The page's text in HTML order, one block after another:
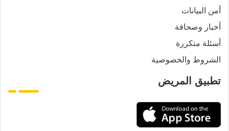
أمن البيانات
أخبار وصحافة
أسئلة متكررة
الشروط والخصوصية
تطبيق المريض